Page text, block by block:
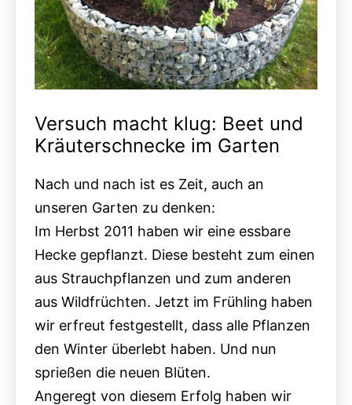
Versuch macht klug: Beet und
Kräuterschnecke im Garten
Nach und nach ist es Zeit, auch an
unseren Garten zu denken:
Im Herbst 2011 haben wir eine essbare
Hecke gepflanzt. Diese besteht zum einen
aus Strauchpflanzen und zum anderen
aus Wildfrüchten. Jetzt im Frühling haben
wir erfreut festgestellt, dass alle Pflanzen
den Winter überlebt haben. Und nun
sprießen die neuen Blüten.
Angeregt von diesem Erfolg haben wir